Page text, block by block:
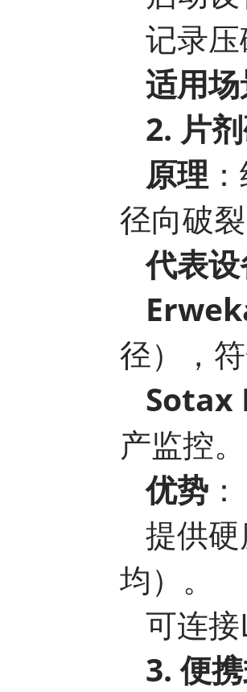
记录
适用
2. 片
原理
径向破
代表
径），
Sotax
产监控。
优势 ：
提供
均）。
可连
3. 便